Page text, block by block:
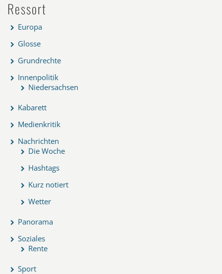
Ressort
Europa
Glosse
Grundrechte
Innenpolitik
Niedersachsen
Kabarett
Medienkritik
Nachrichten
Die Woche
Hashtags
Kurz notiert
Wetter
Panorama
Soziales
Rente
Sport